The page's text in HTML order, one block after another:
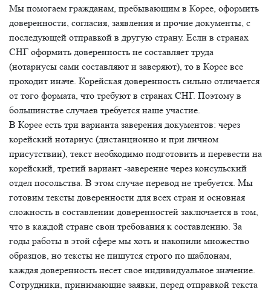
Мы помогаем гражданам, пребывающим в Корее, оформить
доверенности, согласия, заявления и прочие документы, с
последующей отправкой в другую страну. Если в странах
СНГ оформить доверенность не составляет труда
(нотариусы сами составляют и заверяют), то в Корее все
проходит иначе. Корейская доверенность сильно отличается
от того формата, что требуют в странах СНГ. Поэтому в
большинстве случаев требуется наше участие.
В Корее есть три варианта заверения документов: через
корейский нотариус (дистанционно и при личном
присутствии), текст необходимо подготовить и перевести на
корейский, третий вариант -заверение через консульский
отдел посольства. В этом случае перевод не требуется. Мы
готовим тексты доверенности для всех стран и основная
сложность в составлении доверенностей заключается в том,
что в каждой стране свои требования к составлению. За
годы работы в этой сфере мы хоть и накопили множество
образцов, но тексты не пишутся строго по шаблонам,
каждая доверенность несет свое индивидуальное значение.
Сотрудники, принимающие заявки, перед отправкой текста